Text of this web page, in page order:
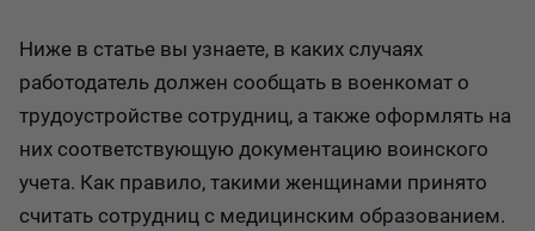
Ниже в статье вы узнаете, в каких случаях
работодатель должен сообщать в военкомат о
трудоустройстве сотрудниц, а также оформлять на
них соответствующую документацию воинского
учета. Как правило, такими женщинами принято
считать сотрудниц с медицинским образованием.